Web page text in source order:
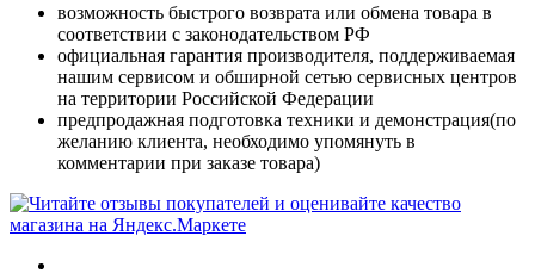
возможность быстрого возврата или обмена товара в
соответствии с законодательством РФ
официальная гарантия производителя, поддерживаемая
нашим сервисом и обширной сетью сервисных центров
на территории Российской Федерации
предпродажная подготовка техники и демонстрация(по
желанию клиента, необходимо упомянуть в
комментарии при заказе товара)